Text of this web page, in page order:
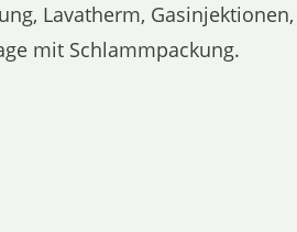
Lavatherm,
mit Schlammpackung.